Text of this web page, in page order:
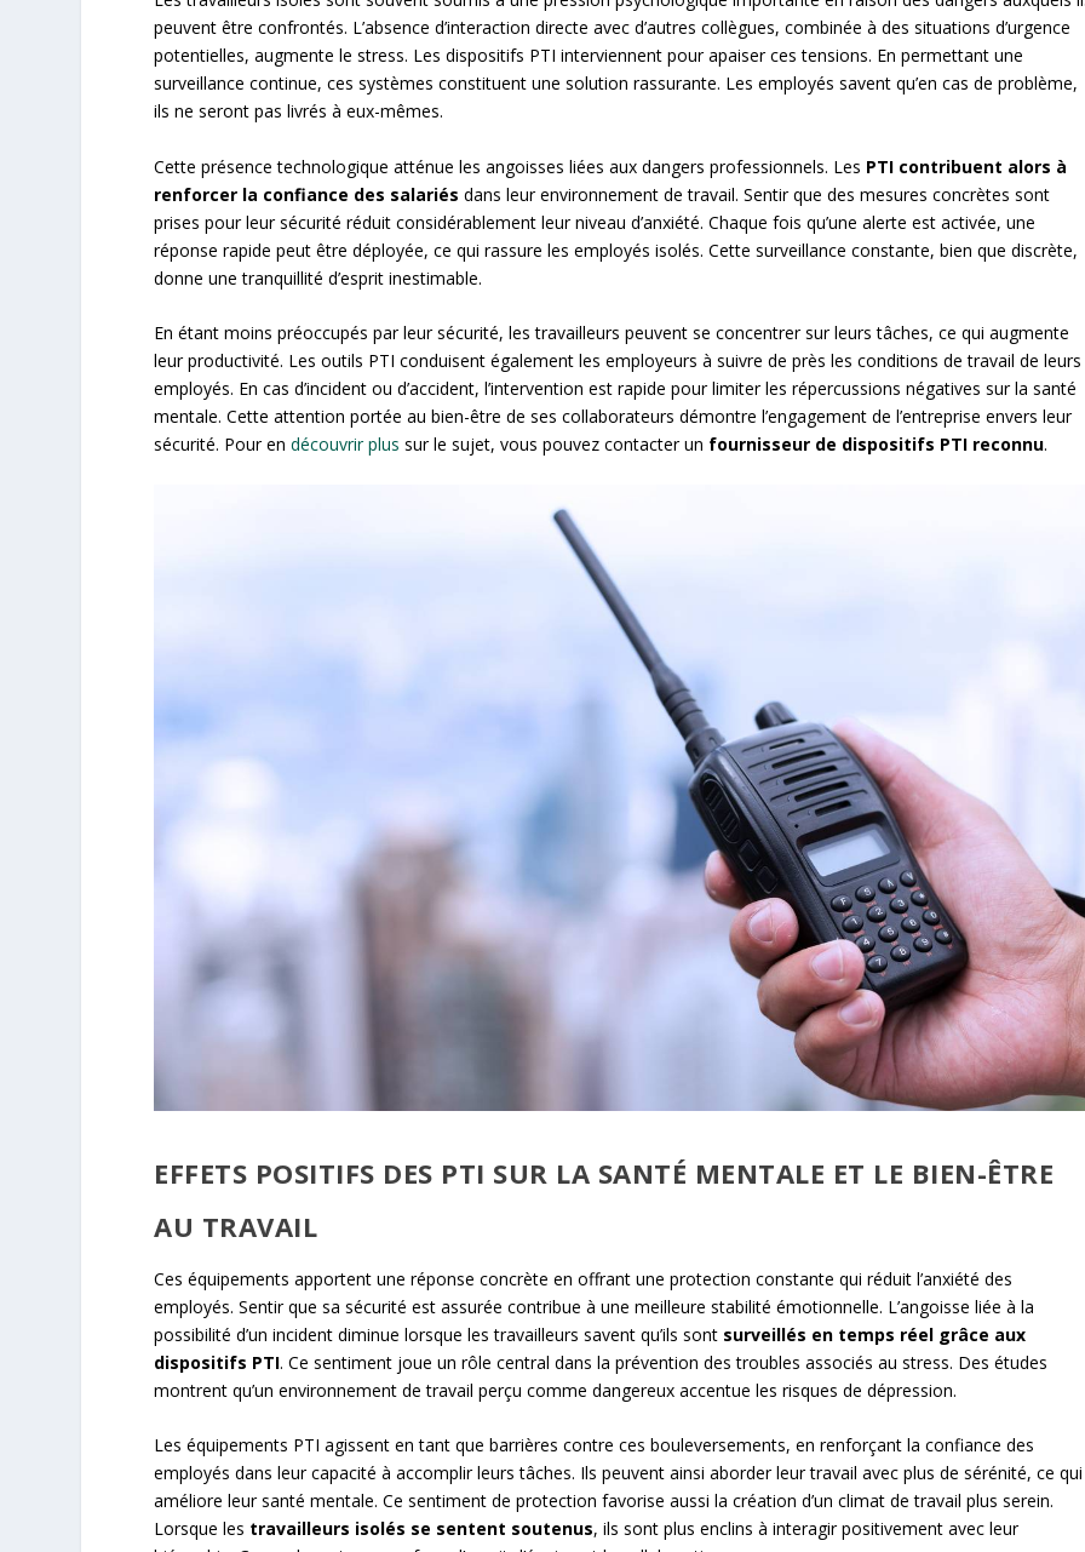
peuvent être confrontés. L’absence d’interaction directe avec d’autres collègues, combinée à des situations d’urgence
potentielles, augmente le stress. Les dispositifs PTI interviennent pour apaiser ces tensions. En permettant une
surveillance continue, ces systèmes constituent une solution rassurante. Les employés savent qu’en cas de problème,
ils ne seront pas livrés à eux-mêmes.
Cette présence technologique atténue les angoisses liées aux dangers professionnels. Les PTI contribuent alors à
renforcer la confiance des salariés dans leur environnement de travail. Sentir que des mesures concrètes sont
prises pour leur sécurité réduit considérablement leur niveau d’anxiété. Chaque fois qu’une alerte est activée, une
réponse rapide peut être déployée, ce qui rassure les employés isolés. Cette surveillance constante, bien que discrète,
donne une tranquillité d’esprit inestimable.
En étant moins préoccupés par leur sécurité, les travailleurs peuvent se concentrer sur leurs tâches, ce qui augmente
leur productivité. Les outils PTI conduisent également les employeurs à suivre de près les conditions de travail de leurs
employés. En cas d’incident ou d’accident, l’intervention est rapide pour limiter les répercussions négatives sur la santé
mentale. Cette attention portée au bien-être de ses collaborateurs démontre l’engagement de l’entreprise envers leur
sécurité. Pour endécouvrir plus sur le sujet, vous pouvez contacter un fournisseur de dispositifs PTI reconnu.
EFFETS POSITIFS DES PTI SUR LA SANTÉ MENTALE ET LE BIEN-ÊTRE
AU TRAVAIL
Ces équipements apportent une réponse concrète en offrant une protection constante qui réduit l’anxiété des
employés. Sentir que sa sécurité est assurée contribue à une meilleure stabilité émotionnelle. L’angoisse liée à la
possibilité d’un incident diminue lorsque les travailleurs savent qu’ils sont surveillés en temps réel grâce aux
dispositifs PTI. Ce sentiment joue un rôle central dans la prévention des troubles associés au stress. Des études
montrent qu’un environnement de travail perçu comme dangereux accentue les risques de dépression.
Les équipements PTI agissent en tant que barrières contre ces bouleversements, en renforçant la confiance des
employés dans leur capacité à accomplir leurs tâches. Ils peuvent ainsi aborder leur travail avec plus de sérénité, ce qui
améliore leur santé mentale. Ce sentiment de protection favorise aussi la création d’un climat de travail plus serein.
Lorsque les travailleurs isolés se sentent soutenus, ils sont plus enclins à interagir positivement avec leur